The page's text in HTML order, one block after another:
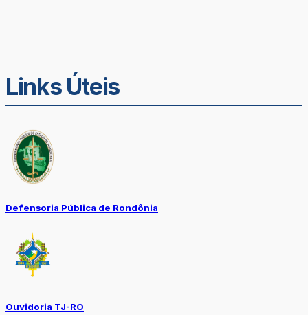
Links Úteis
Defensoria Pública de Rondônia
Ouvidoria TJ-RO